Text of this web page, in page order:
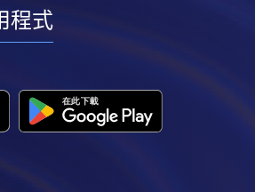
instagram
程式